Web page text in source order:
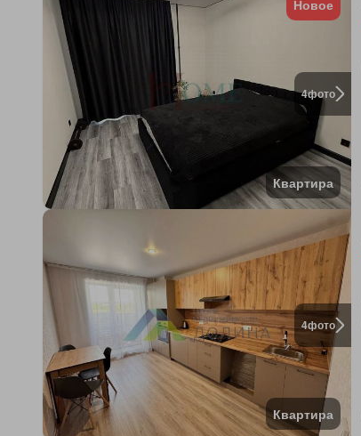
4фото
Новое
Квартира
4фото
Квартира